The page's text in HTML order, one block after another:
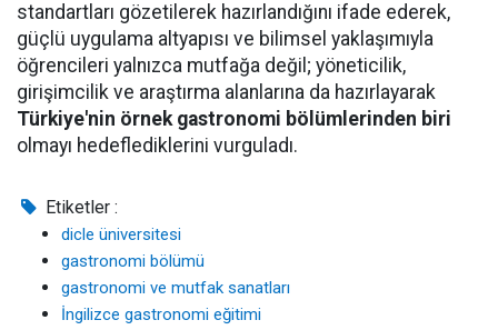
standartları gözetilerek hazırlandığını ifade ederek,
güçlü uygulama altyapısı ve bilimsel yaklaşımıyla
öğrencileri yalnızca mutfağa değil; yöneticilik,
girişimcilik ve araştırma alanlarına da hazırlayarak
Türkiye'nin örnek gastronomi bölümlerinden biri
olmayı hedeflediklerini vurguladı.
Etiketler :
dicle üniversitesi
gastronomi bölümü
gastronomi ve mutfak sanatları
İngilizce gastronomi eğitimi